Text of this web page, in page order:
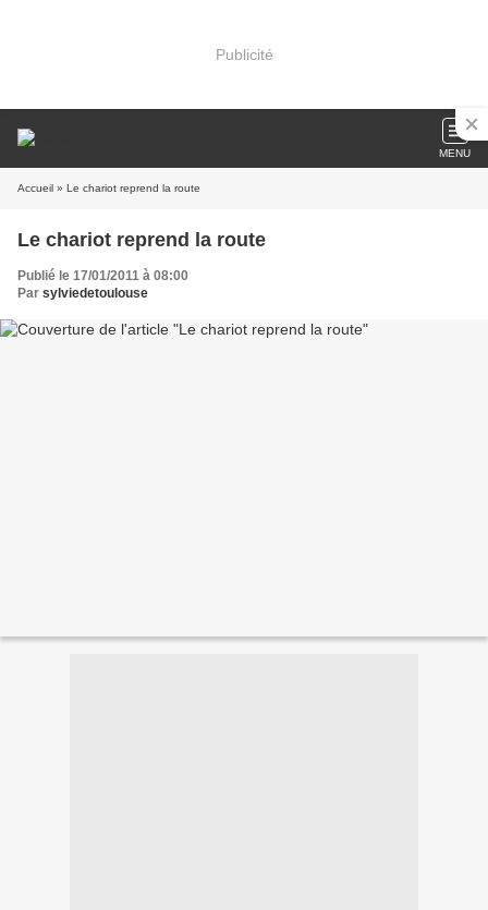
Publicité
MENU
Accueil » Le chariot reprend la route
Le chariot reprend la route
Publié le 17/01/2011 à 08:00
Par sylviedetoulouse